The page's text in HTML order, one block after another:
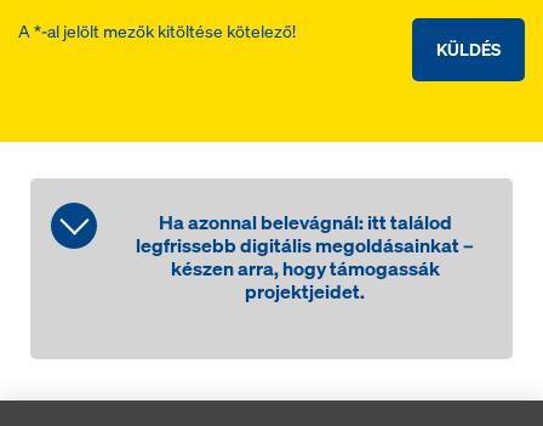
KÜLDÉS
A *-al jelölt mezők kitöltése kötelező!
Ha azonnal belevágnál: itt találod
legfrissebb digitális megoldásainkat –
készen arra, hogy támogassák
projektjeidet.
Concremote